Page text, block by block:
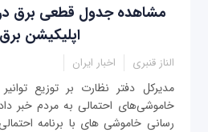
مشاهده جدول قطعی برق
اپلیکیشن
الناز قنبری اخبار ایران
مدیرکل دفتر نظارت بر توزیع توانیر
خاموشی‌های احتمالی به مردم خبر
رسانی خاموشی های با برنامه